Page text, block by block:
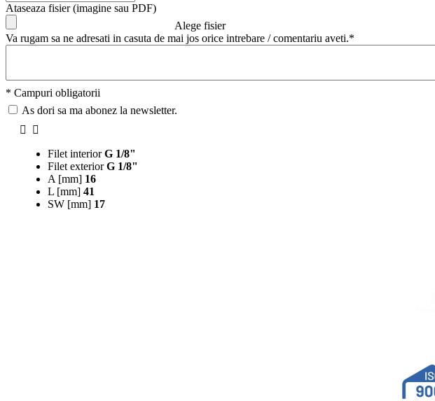
Ataseaza fisier (imagine sau PDF)
Alege fisier
Va rugam sa ne adresati in casuta de mai jos orice intrebare / comentariu aveti.*
* Campuri obligatorii
As dori sa ma abonez la newsletter.
Filet interior G 1/8"
Filet exterior G 1/8"
A [mm] 16
L [mm] 41
SW [mm] 17